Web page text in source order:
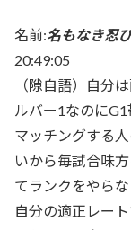
名前:名もなき忍
20:49:05
（隙自語）自分
ルバー1なのに
マッチングする
いから毎試合味
てランクをやらな
自分の適正レー